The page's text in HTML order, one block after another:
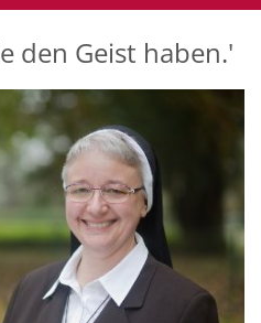
den Geist haben.'